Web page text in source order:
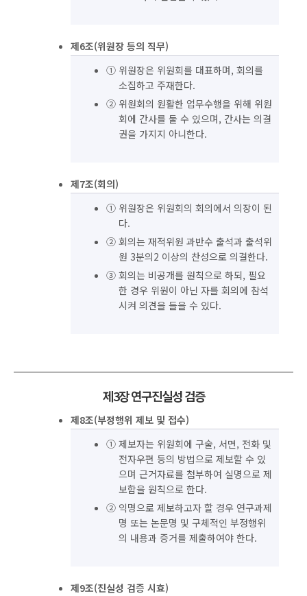
제6조(위원장 등의 직무)
① 위원장은 위원회를 대표하며, 회의를
소집하고 주재한다.
② 위원회의 원활한 업무수행을 위해 위원
회에 간사를 둘 수 있으며, 간사는 의결
권을 가지지 아니한다.
제7조(회의)
① 위원장은 위원회의 회의에서 의장이 된
다.
② 회의는 재적위원 과반수 출석과 출석위
원 3분의2 이상의 찬성으로 의결한다.
③ 회의는 비공개를 원칙으로 하되, 필요
한 경우 위원이 아닌 자를 회의에 참석
시켜 의견을 들을 수 있다.
제3장 연구진실성 검증
제8조(부정행위 제보 및 접수)
① 제보자는 위원회에 구술, 서면, 전화 및
전자우편 등의 방법으로 제보할 수 있
으며 근거자료를 첨부하여 실명으로 제
보함을 원칙으로 한다.
② 익명으로 제보하고자 할 경우 연구과제
명 또는 논문명 및 구체적인 부정행위
의 내용과 증거를 제출하여야 한다.
제9조(진실성 검증 시효)